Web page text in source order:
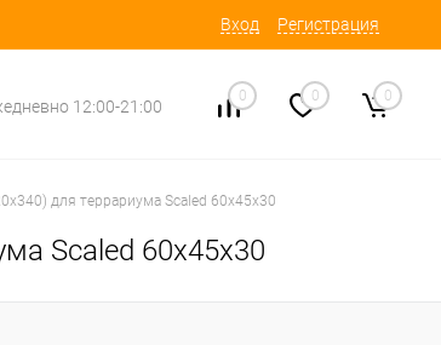
Вход Регистрация
12:00-21:00
0 0 0
для террариума Scaled 60x45x30
Scaled 60x45x30